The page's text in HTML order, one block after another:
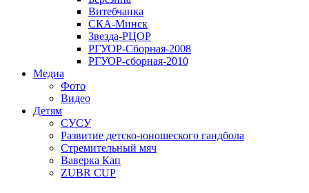
Витебчанка
СКА-Минск
Звезда-РЦОР
РГУОР-Сборная-2008
РГУОР-сборная-2010
Медиа
Фото
Видео
Детям
СУСУ
Развитие детско-юношеского гандбола
Стремительный мяч
Ваверка Кап
ZUBR CUP